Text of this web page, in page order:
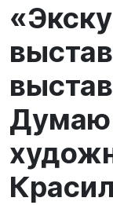
Думаю